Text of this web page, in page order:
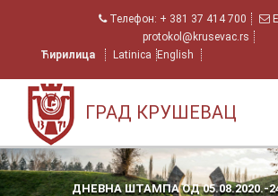
Телефон: + 381 37 414 700
protokol@krusevac.rs
Ћирилица
Latinica English
ГРАД КРУШЕВАЦ
ДНЕВНА ШТАМПА ОД 05.08.2020.-